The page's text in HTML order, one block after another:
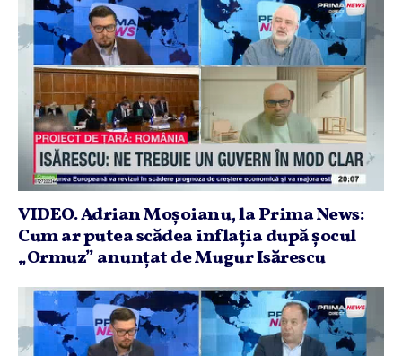
VIDEO. Adrian Moşoianu, la Prima News:
Cum ar putea scădea inflaţia după şocul
„Ormuz” anunţat de Mugur Isărescu